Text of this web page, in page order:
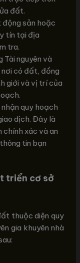
đất.
sản hoặc
tín tại địa
tra.
nguyên và
có đất, đồng
giới và vị trí của
quy hoạch
dịch. Đây là
xác và an
tin bạn
triển cơ sở
thuộc diện quy
gia khuyên nhà